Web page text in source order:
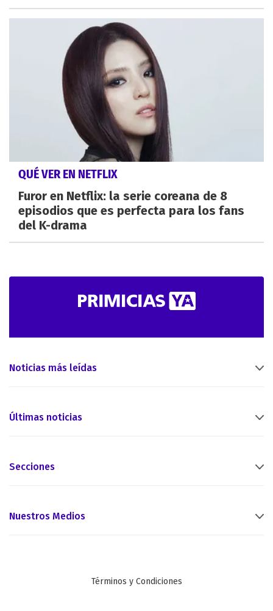
QUÉ VER EN NETFLIX
Furor en Netflix: la serie coreana de 8
episodios que es perfecta para los fans
del K-drama
Noticias más leídas
Últimas noticias
Secciones
Nuestros Medios
Términos y Condiciones